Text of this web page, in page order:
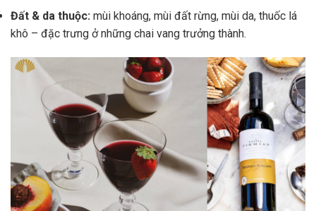
Đất & da thuộc: mùi khoáng, mùi đất rừng, mùi da, thuốc lá
khô – đặc trưng ở những chai vang trưởng thành.